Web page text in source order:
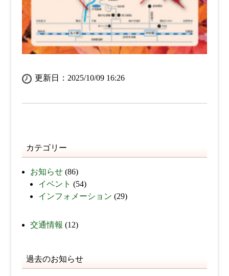
更新日：2025/10/09 16:26
カテゴリー
お知らせ(86)
イベント (54)
インフォメーション (29)
交通情報 (12)
過去のお知らせ